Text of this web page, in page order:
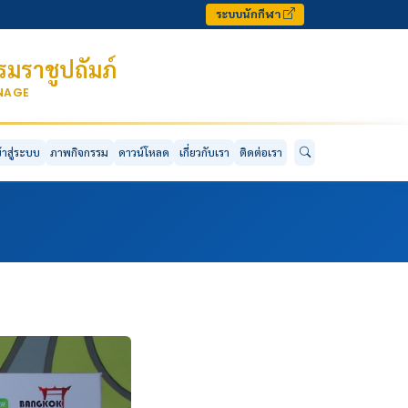
ระบบนักกีฬา
มราชูปถัมภ์
าสู่ระบบ ภาพกิจกรรม ดาวน์โหลด เกี่ยวกับเรา ติดต่อเรา